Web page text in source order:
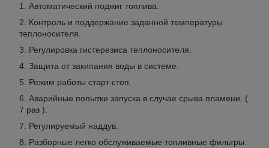
Автоматический поджиг топлива.
Контроль и поддержание заданной температуры
теплоносителя.
Регулировка гистерезиса теплоносителя.
Защита от закипания воды в системе.
Режим работы старт стоп.
Аварийные попытки запуска в случае срыва пламени. (
7 раз ).
Регулируемый наддув.
Разборные легко обслуживаемые топливные фильтры.